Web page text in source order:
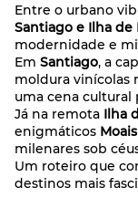
Entre o urbano
Santiago e Ilha de
modernidade e
EmSantiago, a
moldura vinícolas
uma cena cultural
Já na remota Ilha
enigmáticos
milenares sob
Um roteiro que
destinos mais